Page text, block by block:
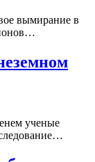
вымирание в
ученые